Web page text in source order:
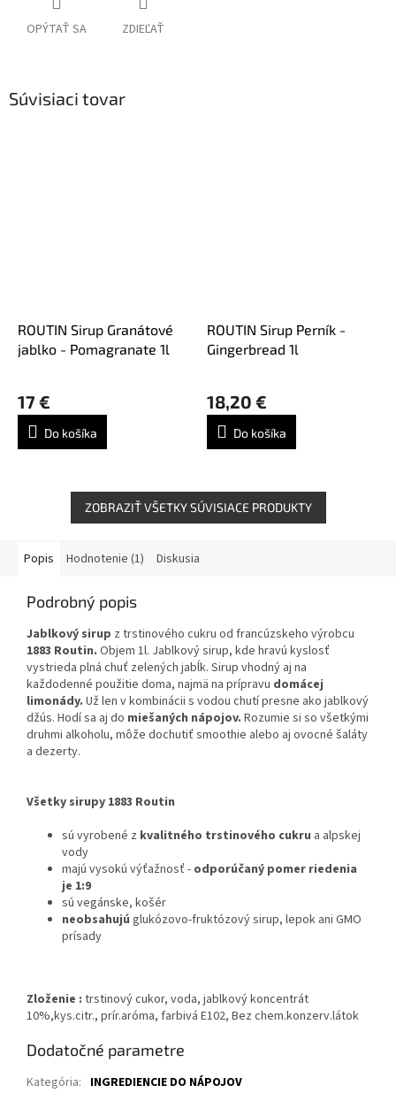
OPÝTAŤ SA ZDIEĽAŤ
Súvisiaci tovar
ROUTIN Sirup Granátové
jablko - Pomagranate 1l
17 €
Do košíka
ROUTIN Sirup Perník -
Gingerbread 1l
hodnotenie
produktu
5,0
hviezdičiek.
18,20 €
Do košíka
ZOBRAZIŤ VŠETKY SÚVISIACE PRODUKTY
Popis Hodnotenie (1) Diskusia
Podrobný popis
Jablkový sirup z trstinového cukru od francúzskeho výrobcu
1883 Routin. Objem 1l. Jablkový sirup, kde hravú kyslosť
vystrieda plná chuť zelených jabĺk. Sirup vhodný aj na
každodenné použitie doma, najmä na prípravu domácej
limonády. Už len v kombinácii s vodou chutí presne ako jablkový
džús. Hodí sa aj do miešaných nápojov. Rozumie si so všetkými
druhmi alkoholu, môže dochutiť smoothie alebo aj ovocné šaláty
a dezerty.
Všetky sirupy 1883 Routin
sú vyrobené z kvalitného trstinového cukru a alpskej
vody
majú vysokú výťažnosť - odporúčaný pomer riedenia
je 1:9
sú vegánske, košér
neobsahujú glukózovo-fruktózový sirup, lepok ani GMO
prísady
Zloženie : trstinový cukor, voda, jablkový koncentrát
10%,kys.citr., prír.aróma, farbivá E102, Bez chem.konzerv.látok
Dodatočné parametre
Kategória: INGREDIENCIE DO NÁPOJOV